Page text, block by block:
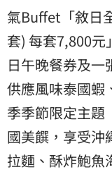
氣Buffet「敘日
套) 每套7,800
日午晚餐券及一
供應風味泰國蝦
季季節限定主
國美饌，享受沖
拉麵、酥炸鮑魚